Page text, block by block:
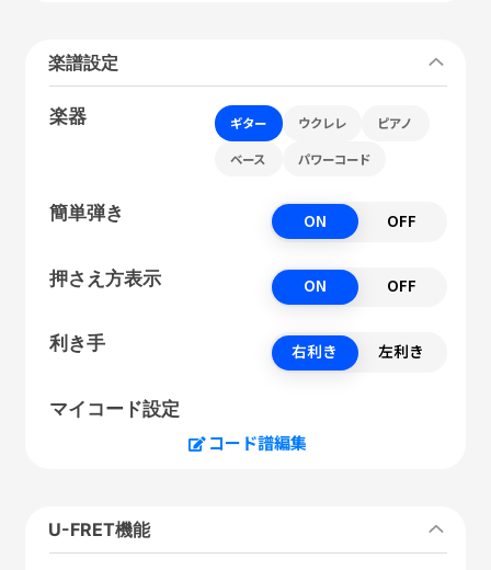
楽譜設定
楽器 ギター ウクレレ ピアノ
ベース パワーコード
簡単弾き ON OFF
押さえ方表示 ON OFF
利き手 右利き 左利き
マイコード設定
コード譜編集
U-FRET機能